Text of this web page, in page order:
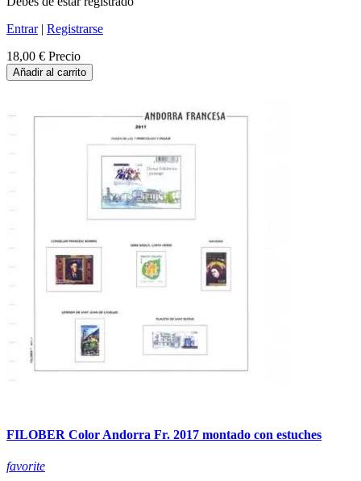
Entrar| Registrarse
18,00 € Precio
Añadir al carrito
FILOBER Color Andorra Fr. 2017 montado con estuches
favorite